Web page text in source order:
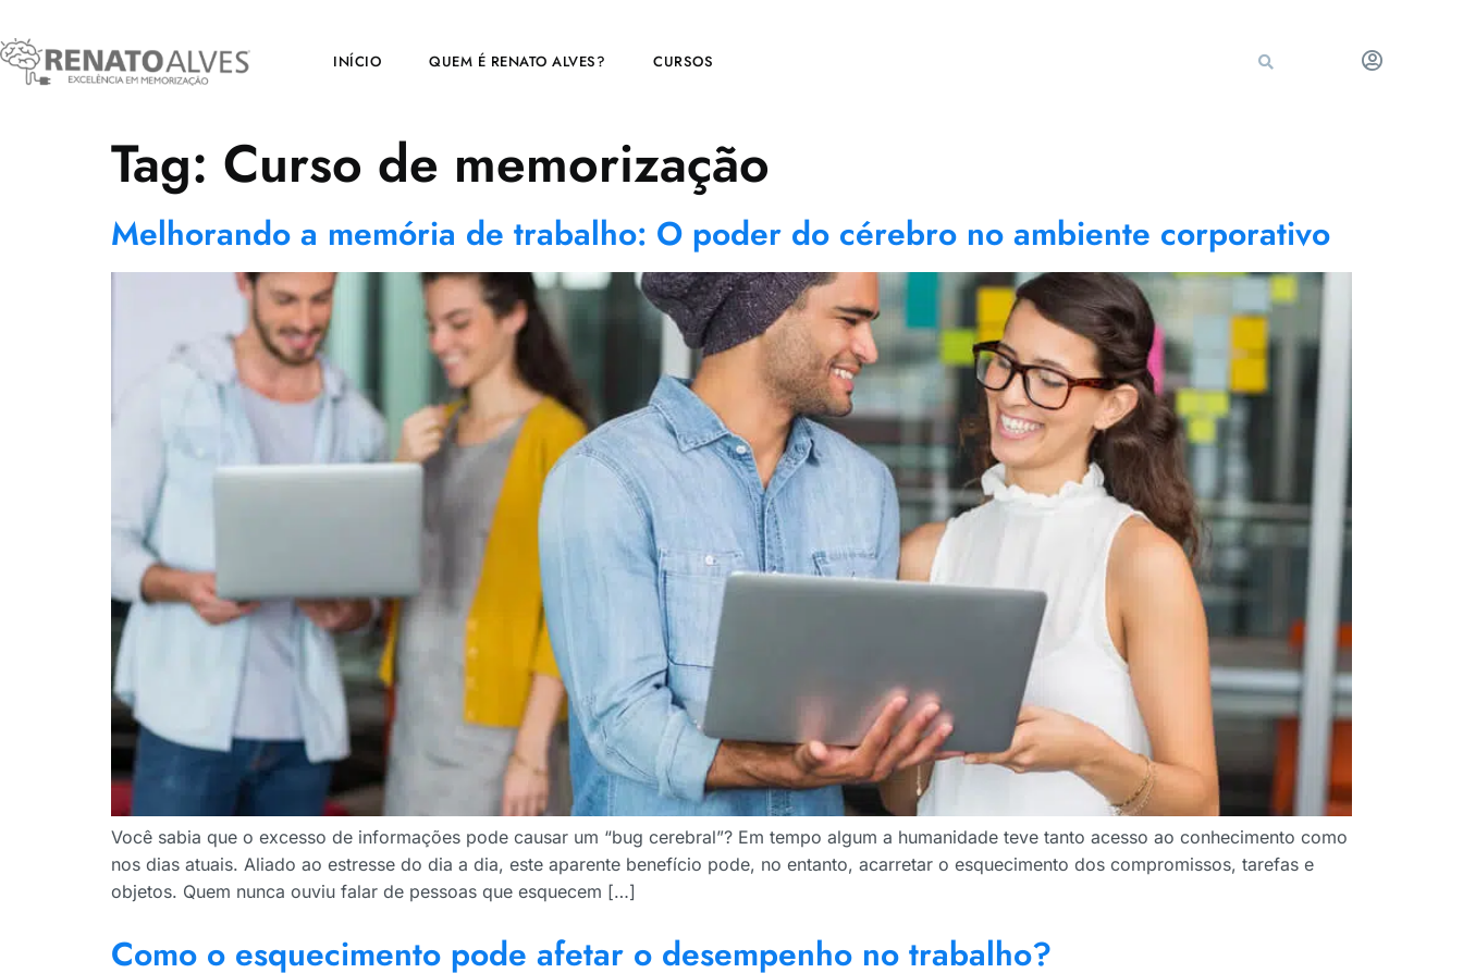
INÍCIO QUEM É RENATO ALVES? CURSOS
Tag: Curso de memorização
Melhorando a memória de trabalho: O poder do cérebro no ambiente corporativo
Você sabia que o excesso de informações pode causar um “bug cerebral”? Em tempo algum a humanidade teve tanto acesso ao conhecimento como
nos dias atuais. Aliado ao estresse do dia a dia, este aparente benefício pode, no entanto, acarretar o esquecimento dos compromissos, tarefas e
objetos. Quem nunca ouviu falar de pessoas que esquecem […]
Como o esquecimento pode afetar o desempenho no trabalho?